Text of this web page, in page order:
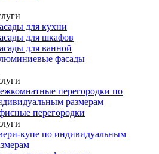
для кухни
для шкафов
для ванной
фасады
перегородки по
размерам
перегородки
купе по индивидуальным